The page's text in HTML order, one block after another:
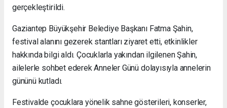
gerçekleştirildi.
Gaziantep Büyükşehir Belediye Başkanı Fatma Şahin,
festival alanını gezerek stantları ziyaret etti, etkinlikler
hakkında bilgi aldı. Çocuklarla yakından ilgilenen Şahin,
ailelerle sohbet ederek Anneler Günü dolayısıyla annelerin
gününü kutladı.
Festivalde çocuklara yönelik sahne gösterileri, konserler,